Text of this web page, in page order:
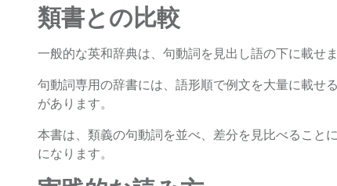
類書との比較
一般的な英和辞典は、句動詞を見出し語の下に載せ
句動詞専用の辞書には、語形順で例文を大量に載せ
があります。
本書は、類義の句動詞を並べ、差分を見比べること
になります。